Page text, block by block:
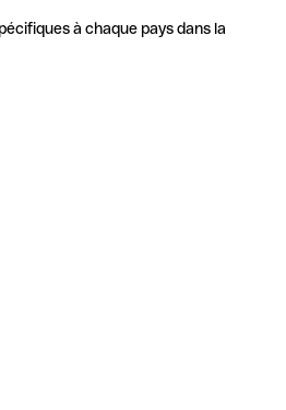
à chaque pays dans la